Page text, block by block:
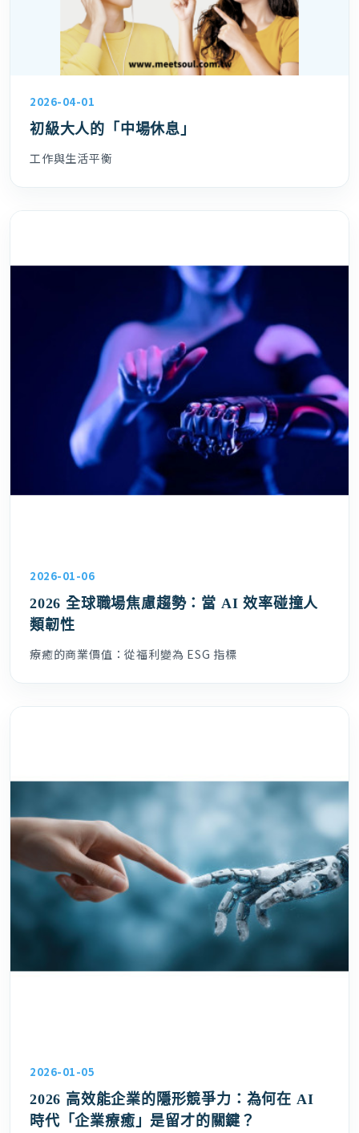
2026-04-01
初級大人的「中場休息」
工作與生活平衡
2026-01-06
2026 全球職場焦慮趨勢：當 AI 效率碰撞人
類韌性
療癒的商業價值：從福利變為 ESG 指標
2026-01-05
2026 高效能企業的隱形競爭力：為何在 AI
時代「企業療癒」是留才的關鍵？